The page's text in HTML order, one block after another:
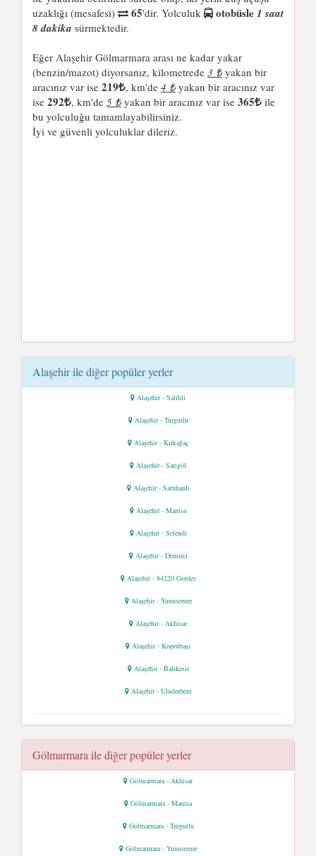
uzaklığı (mesafesi)
65'dir. Yolculuk otobüsle1 saat
8 dakika sürmektedir.
Eğer Alaşehir Gölmarmara arası ne kadar yakar
(benzin/mazot) diyorsanız, kilometrede 3 ₺yakan bir
aracınız var ise 219 , km'de 4 ₺yakan bir aracınız var
ise 292 , km'de 5 ₺yakan bir aracınız var ise 365
ile
bu yolculuğu tamamlayabilirsiniz.
İyi ve güvenli yolculuklar dileriz.
Alaşehir ile diğer popüler yerler
Alaşehir - Salihli
Alaşehir - Turgutlu
Alaşehir - Kırkağaç
Alaşehir - Sarıgöl
Alaşehir - Saruhanlı
Alaşehir - Manisa
Alaşehir - Selendi
Alaşehir - Demirci
Alaşehir - 84220 Gordes
Alaşehir - Yunusemre
Alaşehir - Akhisar
Alaşehir - Köprübaşı
Alaşehir - Balıkesir
Alaşehir - Uluderbent
Gölmarmara ile diğer popüler yerler
Gölmarmara - Akhisar
Gölmarmara - Manisa
Gölmarmara - Turgutlu
Gölmarmara - Yunusemre